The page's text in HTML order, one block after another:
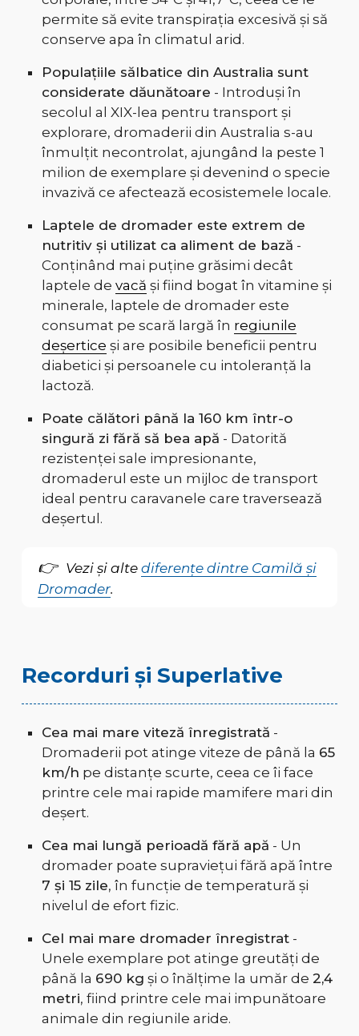
permite să evite transpirația excesivă și să
conserve apa în climatul arid.
Populațiile sălbatice din Australia sunt
considerate dăunătoare - Introduși în
secolul al XIX-lea pentru transport și
explorare, dromaderii din Australia s-au
înmulțit necontrolat, ajungând la peste 1
milion de exemplare și devenind o specie
invazivă ce afectează ecosistemele locale.
Laptele de dromader este extrem de
nutritiv și utilizat ca aliment de bază -
Conținând mai puține grăsimi decât
laptele de vacă și fiind bogat în vitamine și
minerale, laptele de dromader este
consumat pe scară largă în regiunile
deșertice și are posibile beneficii pentru
diabetici și persoanele cu intoleranță la
lactoză.
Poate călători până la 160 km într-o
singură zi fără să bea apă - Datorită
rezistenței sale impresionante,
dromaderul este un mijloc de transport
ideal pentru caravanele care traversează
deșertul.
Vezi și alte diferențe dintre Camilă și
Dromader.
Recorduri și Superlative
Cea mai mare viteză înregistrată -
Dromaderii pot atinge viteze de până la 65
km/h pe distanțe scurte, ceea ce îi face
printre cele mai rapide mamifere mari din
deșert.
Cea mai lungă perioadă fără apă - Un
dromader poate supraviețui fără apă între
7 și 15 zile, în funcție de temperatură și
nivelul de efort fizic.
Cel mai mare dromader înregistrat-
Unele exemplare pot atinge greutăți de
până la 690 kg și o înălțime la umăr de 2,4
metri, fiind printre cele mai impunătoare
animale din regiunile aride.